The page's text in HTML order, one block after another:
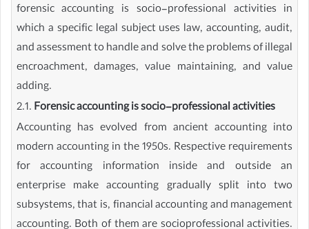
forensic accounting is socio-professional activities in
which a specific legal subject uses law, accounting, audit,
and assessment to handle and solve the problems of illegal
encroachment, damages, value maintaining, and value
adding.
2.1. Forensic accounting is socio-professional activities
Accounting has evolved from ancient accounting into
modern accounting in the 1950s. Respective requirements
for accounting information inside and outside an
enterprise make accounting gradually split into two
subsystems, that is, financial accounting and management
accounting. Both of them are socioprofessional activities.